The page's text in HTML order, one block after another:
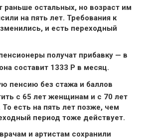
раньше остальных, но возраст им
на пять лет. Требования к
и есть переходный
получат прибавку — в
составит 1333 Р в месяц.
пенсию без стажа и баллов
с 65 лет женщинам и с 70 лет
есть на пять лет позже, чем
период тоже действует.
и артистам сохранили